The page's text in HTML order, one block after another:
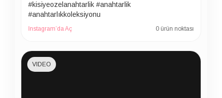
#kisiyeozelanahtarlik #anahtarlik
#anahtarlıkkoleksiyonu
Instagram’da Aç 0 ürün noktası
VIDEO